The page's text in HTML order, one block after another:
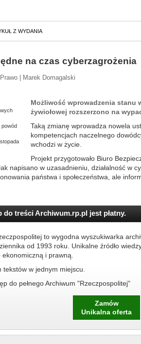
Z WYDANIA
na czas cyberzagrożenia
| Marek Domagalski
powód
Możliwość wprowadzenia stanu
żywiołowej rozszerzono na
Taką zmianę wprowadza nowela
kompetencjach naczelnego
wchodzi w życie.
Projekt przygotowało Biuro
napisano w uzasadnieniu, działalność w
państwa i społeczeństwa, ale
do treści Archiwum.rp.pl jest płatny.
to wygodna wyszukiwarka
od 1993 roku. Unikalne źródło
i prawną.
tekstów w jednym miejscu.
do pełnego Archiwum "Rzeczpospolitej"
Zamów
Unikalna oferta